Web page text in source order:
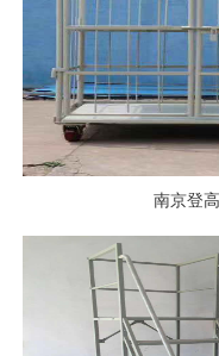
南京登